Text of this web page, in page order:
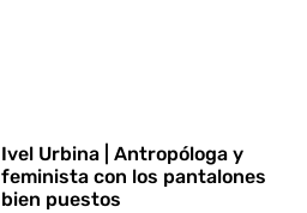
Ivel Urbina | Antropóloga y
feminista con los pantalones
bien puestos